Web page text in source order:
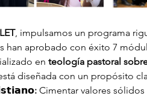
, impulsamos un programa
han aprobado con éxito 7
en teología pastoral
diseñada con un propósito
Cimentar valores